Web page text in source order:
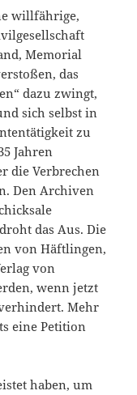
willfährige,
Memorial
das
dazu zwingt,
sich selbst in
zu
Jahren
die Verbrechen
Den Archiven
das Aus. Die
von Häftlingen,
von
wenn jetzt
Mehr
eine Petition
haben, um